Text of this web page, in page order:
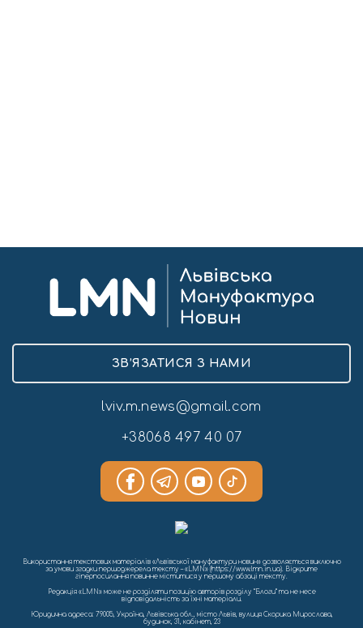
ЗВ’ЯЗАТИСЯ З НАМИ
lviv.m.news@gmail.com
+38068 497 40 07
Використання текстових матеріалів «Львівської мануфактури новин» дозволяється виключно
за умови згадки першоджерела тексту – «LMN» (https://www.lmn.in.ua). Відкрите
гіперпосилання повинне міститися у першому абзаці тексту.
Редакція «LMN» може не розділяти позицію авторів розділу “Блоги” та не несе
відповідальність за їхні матеріали.
Юридична адреса: 79005, Україна, Львівська обл., місто Львів, вулиця Скорика Мирослава,
будинок, 31, кабінет, 23